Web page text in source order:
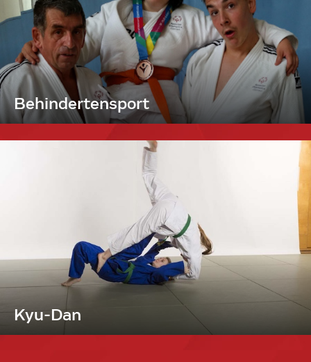
Behindertensport
Kyu-Dan